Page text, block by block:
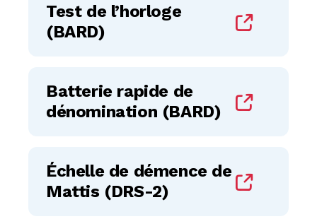
Test de l’horloge
(BARD)
Batterie rapide de
dénomination (BARD)
Échelle de démence de
Mattis (DRS-2)